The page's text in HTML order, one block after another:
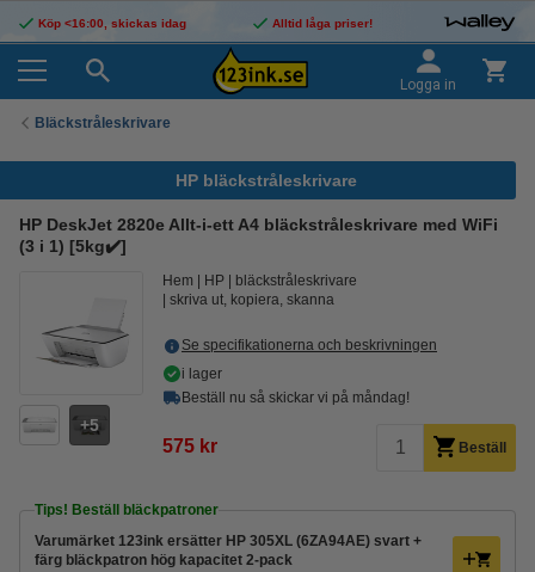
Köp <16:00, skickas idag Alltid låga priser!
Logga in
Bläckstråleskrivare
HP bläckstråleskrivare
HP DeskJet 2820e Allt-i-ett A4 bläckstråleskrivare med WiFi
(3 i 1) [5kg✔️]
5
Hem HP
bläckstråleskrivare
skriva ut, kopiera, skanna
Se specifikationerna och beskrivningen
i lager
Beställ nu så skickar vi på måndag!
575 kr Beställ
Tips! Beställ bläckpatroner
Varumärket 123ink ersätter HP 305XL (6ZA94AE) svart +
färg bläckpatron hög kapacitet 2-pack